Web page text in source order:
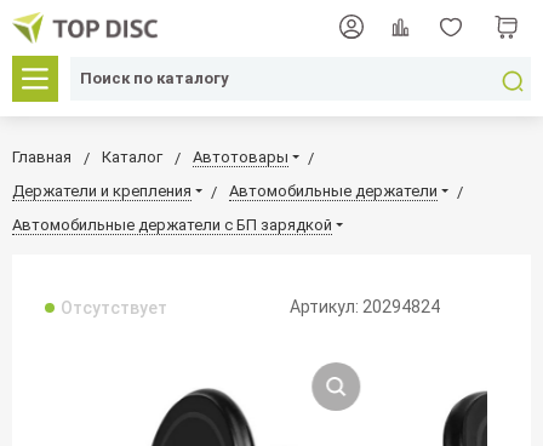
Главная Каталог
Автотовары
Держатели и крепления
Автомобильные держатели
Автомобильные держатели c БП зарядкой
Отсутствует Артикул: 20294824